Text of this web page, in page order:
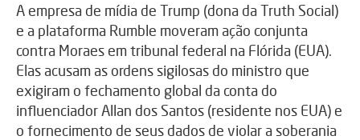
A empresa de mídia de Trump (dona da Truth Social)
e a plataforma Rumble moveram ação conjunta
contra Moraes em tribunal federal na Flórida (EUA).
Elas acusam as ordens sigilosas do ministro que
exigiram o fechamento global da conta do
influenciador Allan dos Santos (residente nos EUA) e
o fornecimento de seus dados de violar a soberania